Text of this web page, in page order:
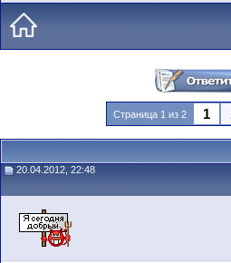
Страница 1 из 2 1
20.04.2012, 22:48